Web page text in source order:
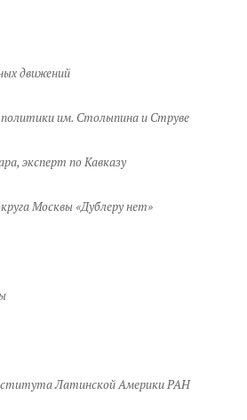
движений
им. Столыпина и Струве
эксперт по Кавказу
Москвы «Дублеру нет»
Латинской Америки РАН